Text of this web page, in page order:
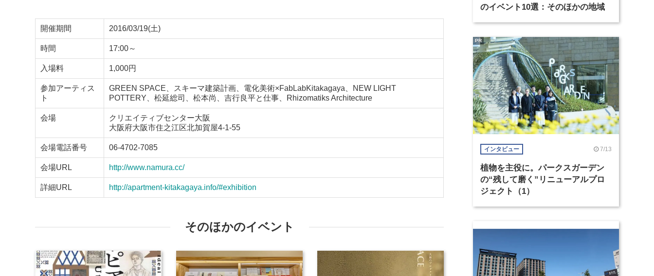
開催期間 2016/03/19(土)
時間 17:00～
入場料 1,000円
参加アーティス
ト
GREEN SPACE、スキーマ建築計画、電化美術×FabLabKitakagaya、NEW LIGHT
POTTERY、松延総司、松本尚、吉行良平と仕事、Rhizomatiks Architecture
会場
クリエイティブセンター大阪
大阪府大阪市住之江区北加賀屋4-1-55
会場電話番号 06-4702-7085
会場URL http://www.namura.cc/
詳細URL http://apartment-kitakagaya.info/#exhibition
そのほかのイベント
のイベント10選：そのほかの地域
インタビュー 7/13
植物を主役に。パークスガーデン
の“残して磨く”リニューアルプロ
ジェクト（1）
PR